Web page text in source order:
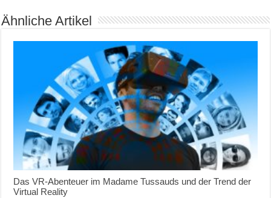
Ähnliche Artikel
Das VR-Abenteuer im Madame Tussauds und der Trend der
Virtual Reality